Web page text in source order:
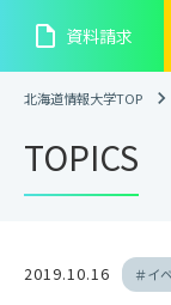
insert_drive_file 資料請求
北海道情報大学TOP
TOPICS
2019.10.16 ＃イ